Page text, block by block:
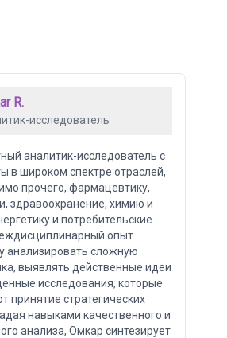
R.
исследователь
аналитик-исследователь с
в широком спектре отраслей,
прочего, фармацевтику,
здравоохранение, химию и
и потребительские
опыт
анализировать сложную
выявлять действенные идеи
исследования, которые
принятие стратегических
навыками качественного и
анализа, Омкар синтезирует